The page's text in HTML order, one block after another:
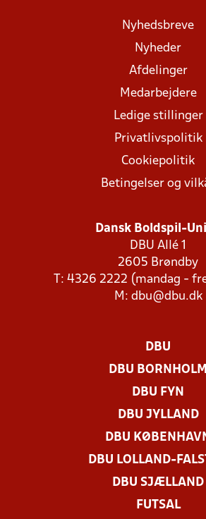
Nyhedsbreve
Nyheder
Afdelinger
Medarbejdere
Ledige stillinger
Privatlivspolitik
Cookiepolitik
Betingelser og
Dansk Boldspil-
DBU Allé 1
2605 Brøndby
T: 4326 2222 (mandag -
M: dbu@dbu.dk
DBU
DBU BORNHOLM
DBU FYN
DBU JYLLAND
DBU
DBU LOLLAND-
DBU SJÆLLAND
FUTSAL